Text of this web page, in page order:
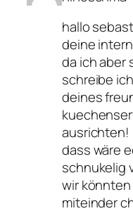
hallo
deine
da ich aber
schreibe
deines
ausrichten!
dass wäre
schnukelig
wir
miteinder